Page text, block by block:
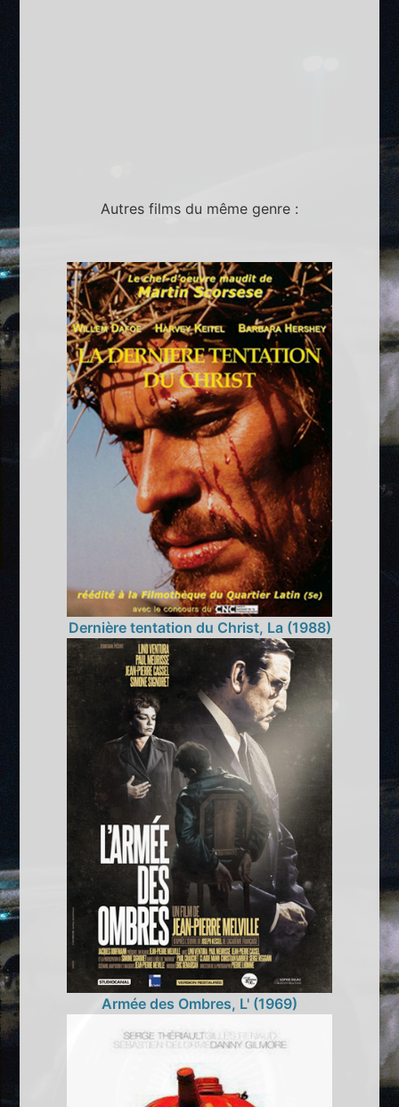
Autres films du même genre :
Dernière tentation du Christ, La (1988)
Armée des Ombres, L' (1969)